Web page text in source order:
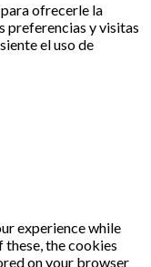
ofrecerle la
preferencias y visitas
el uso de
experience while
the cookies
on your browser